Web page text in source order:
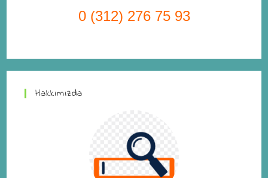
0 (312) 276 75 93
Hakkımızda